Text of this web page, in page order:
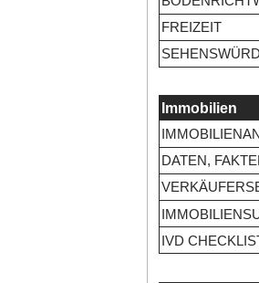
FREIZEIT
Immobilien
DATEN,
IVD